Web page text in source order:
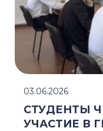
СТУДЕНТЫ
УЧАСТИЕ В
03.06.2026